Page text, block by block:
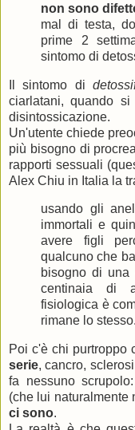
non sono
mal di testa,
prime 2
sintomo di
Il sintomo di
ciarlatani, quando
disintossicazione.
Un'utente chiede
più bisogno di
rapporti sessuali
Alex Chiu in Italia la
usando gli
immortali e
avere figli
qualcuno che
bisogno di una
centinaia di
fisiologica è
rimane lo stesso.
Poi c'è chi purtroppo
serie, cancro,
fa nessuno
(che lui naturalmente
ci sono.